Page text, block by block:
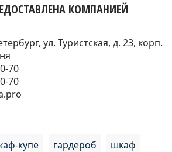
КОМПАНИЕЙ
ул. Туристская, д. 23, корп.
70
70
купе гардероб шкаф